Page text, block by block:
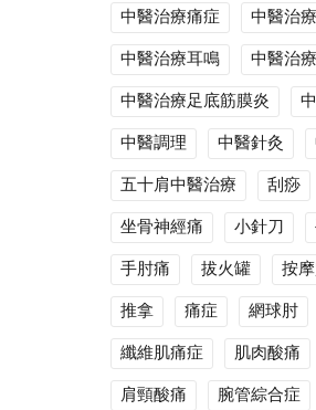
中醫治療痛症
中醫治
中醫治療耳鳴
中醫治
中醫治療足底筋膜炎
中醫調理
中醫針灸
五十肩中醫治療
刮痧
坐骨神經痛
小針刀
手肘痛
拔火罐
按
推拿
痛症
網球肘
纖維肌痛症
肌肉酸痛
肩頸酸痛
腕管綜合症